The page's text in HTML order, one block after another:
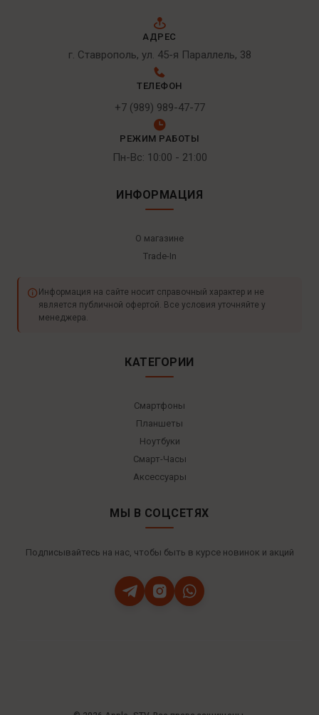
АДРЕС
г. Ставрополь, ул. 45-я Параллель, 38
ТЕЛЕФОН
+7 (989) 989-47-77
РЕЖИМ РАБОТЫ
Пн-Вс: 10:00 - 21:00
ИНФОРМАЦИЯ
О магазине
Trade-In
Информация на сайте носит справочный характер и не
является публичной офертой. Все условия уточняйте у
менеджера.
КАТЕГОРИИ
Смартфоны
Планшеты
Ноутбуки
Смарт-Часы
Аксессуары
МЫ В СОЦСЕТЯХ
Подписывайтесь на нас, чтобы быть в курсе новинок и акций